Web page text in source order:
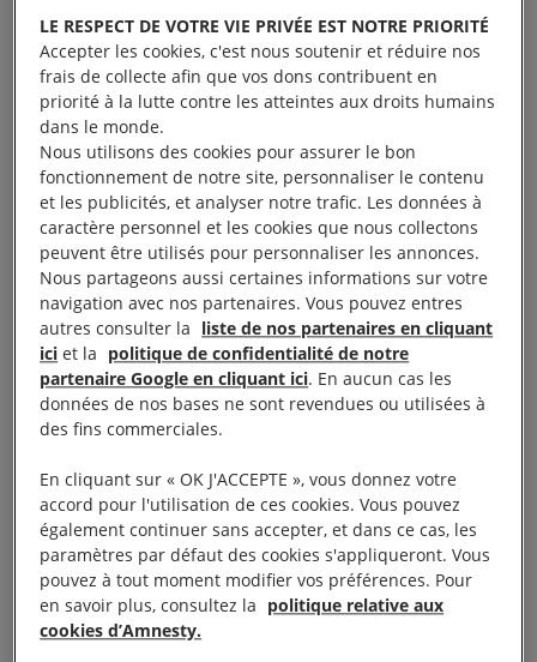
survie, et appelle le gouvernement à prendre des
mesures urgentes pour lutter contre la faim, la
privation de logement et le manque d’accès aux
soins auxquels lui et d’autres personnes déplacées
par la sécheresse à Madagascar sont confrontés.
Je n’aurais jamais dû quitter mes terres ancestrales
du sud de Madagascar, maisnous étions contraints
de partir.La famine frappait notre région.
Je n’avais pas grand-chose à vendre pour payer le
voyage : pas de chèvre ni de zébu (bétail), alors
notre maison. Cela nous a permis de récolter assez
d’argent pour que les 10 membres de notre famille
puissent partir. Mais nous n’avons pu aller bien loin.
Nous nous sommes arrêtés à Toliara, puis à
Antananarivo. À chaque fois, nous acceptions le
LE RESPECT DE VOTRE VIE PRIVÉE EST NOTRE PRIORITÉ
Accepter les cookies, c'est nous soutenir et réduire nos
frais de collecte afin que vos dons contribuent en
priorité à la lutte contre les atteintes aux droits humains
dans le monde.
Nous utilisons des cookies pour assurer le bon
fonctionnement de notre site, personnaliser le contenu
et les publicités, et analyser notre trafic. Les données à
caractère personnel et les cookies que nous collectons
peuvent être utilisés pour personnaliser les annonces.
Nous partageons aussi certaines informations sur votre
navigation avec nos partenaires. Vous pouvez entres
autres consulter la liste de nos partenaires en cliquant
ici et la politique de confidentialité de notre
partenaire Google en cliquant ici. En aucun cas les
données de nos bases ne sont revendues ou utilisées à
des fins commerciales.
En cliquant sur « OK J'ACCEPTE », vous donnez votre
accord pour l'utilisation de ces cookies. Vous pouvez
également continuer sans accepter, et dans ce cas, les
paramètres par défaut des cookies s'appliqueront. Vous
pouvez à tout moment modifier vos préférences. Pour
en savoir plus, consultez la politique relative aux
cookies d’Amnesty.